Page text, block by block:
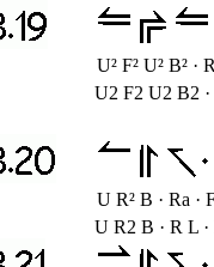
U² F² U² B² ·
U2 F2 U2 B2
U R² B · Ra ·
U R2 B · R L